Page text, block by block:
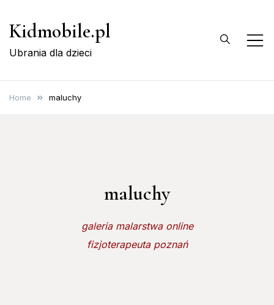
Kidmobile.pl
Ubrania dla dzieci
Home maluchy
maluchy
galeria malarstwa online
fizjoterapeuta poznań